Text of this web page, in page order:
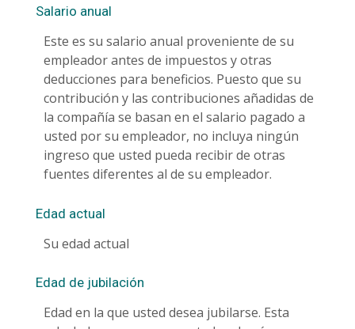
Salario anual
Este es su salario anual proveniente de su
empleador antes de impuestos y otras
deducciones para beneficios. Puesto que su
contribución y las contribuciones añadidas de
la compañía se basan en el salario pagado a
usted por su empleador, no incluya ningún
ingreso que usted pueda recibir de otras
fuentes diferentes al de su empleador.
Edad actual
Su edad actual
Edad de jubilación
Edad en la que usted desea jubilarse. Esta